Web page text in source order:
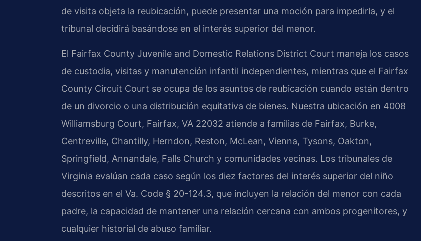
de visita objeta la reubicación, puede presentar una moción para impedirla, y el
tribunal decidirá basándose en el interés superior del menor.
El Fairfax County Juvenile and Domestic Relations District Court maneja los casos
de custodia, visitas y manutención infantil independientes, mientras que el Fairfax
County Circuit Court se ocupa de los asuntos de reubicación cuando están dentro
de un divorcio o una distribución equitativa de bienes. Nuestra ubicación en 4008
Williamsburg Court, Fairfax, VA 22032 atiende a familias de Fairfax, Burke,
Centreville, Chantilly, Herndon, Reston, McLean, Vienna, Tysons, Oakton,
Springfield, Annandale, Falls Church y comunidades vecinas. Los tribunales de
Virginia evalúan cada caso según los diez factores del interés superior del niño
descritos en el Va. Code § 20-124.3, que incluyen la relación del menor con cada
padre, la capacidad de mantener una relación cercana con ambos progenitores, y
cualquier historial de abuso familiar.